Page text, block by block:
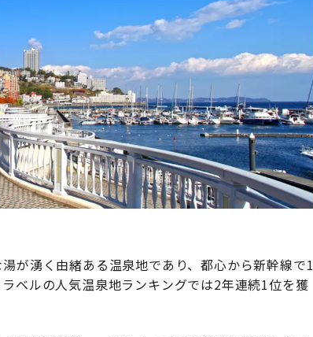
が湧く由緒ある温泉地であり、都心から新幹線で1
ベルの人気温泉地ランキングでは2年連続1位を獲